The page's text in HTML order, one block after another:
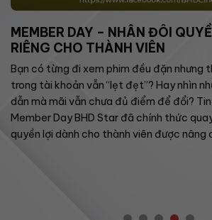
MEMBER DAY – NHÂN ĐÔI
RIÊNG CHO THÀNH VIÊN
Bạn có từng đi xem phim đều đặn nhưng
trong tài khoản vẫn “lẹt đẹt”? Hay nhìn
dẫn mà mãi vẫn chưa đủ điểm để đổi?
Member Day BHD Star đã chính thức
quyền lợi dành cho thành viên được nâng